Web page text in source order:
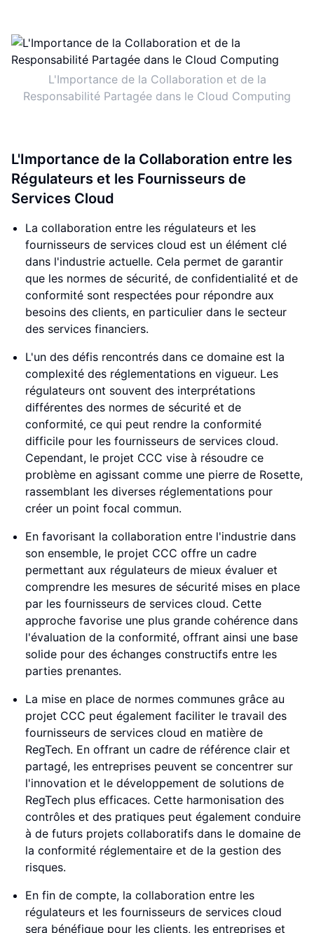
L'Importance de la Collaboration et de la
Responsabilité Partagée dans le Cloud Computing
L'Importance de la Collaboration entre les
Régulateurs et les Fournisseurs de
Services Cloud
La collaboration entre les régulateurs et les
fournisseurs de services cloud est un élément clé
dans l'industrie actuelle. Cela permet de garantir
que les normes de sécurité, de confidentialité et de
conformité sont respectées pour répondre aux
besoins des clients, en particulier dans le secteur
des services financiers.
L'un des défis rencontrés dans ce domaine est la
complexité des réglementations en vigueur. Les
régulateurs ont souvent des interprétations
différentes des normes de sécurité et de
conformité, ce qui peut rendre la conformité
difficile pour les fournisseurs de services cloud.
Cependant, le projet CCC vise à résoudre ce
problème en agissant comme une pierre de Rosette,
rassemblant les diverses réglementations pour
créer un point focal commun.
En favorisant la collaboration entre l'industrie dans
son ensemble, le projet CCC offre un cadre
permettant aux régulateurs de mieux évaluer et
comprendre les mesures de sécurité mises en place
par les fournisseurs de services cloud. Cette
approche favorise une plus grande cohérence dans
l'évaluation de la conformité, offrant ainsi une base
solide pour des échanges constructifs entre les
parties prenantes.
La mise en place de normes communes grâce au
projet CCC peut également faciliter le travail des
fournisseurs de services cloud en matière de
RegTech. En offrant un cadre de référence clair et
partagé, les entreprises peuvent se concentrer sur
l'innovation et le développement de solutions de
RegTech plus efficaces. Cette harmonisation des
contrôles et des pratiques peut également conduire
à de futurs projets collaboratifs dans le domaine de
la conformité réglementaire et de la gestion des
risques.
En fin de compte, la collaboration entre les
régulateurs et les fournisseurs de services cloud
sera bénéfique pour les clients, les entreprises et